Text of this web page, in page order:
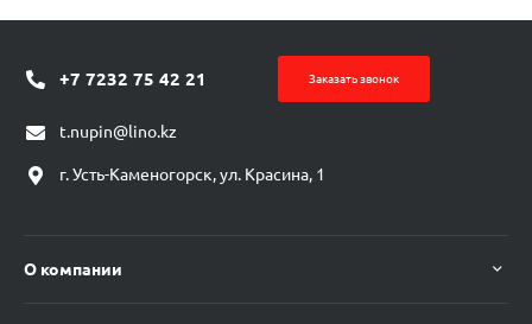
+7 7232 75 42 21 Заказать звонок
t.nupin@lino.kz
г. Усть-Каменогорск, ул. Красина, 1
О компании